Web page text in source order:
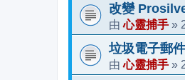
改變
由心靈捕手 »
垃圾電子郵
由心靈捕手 »